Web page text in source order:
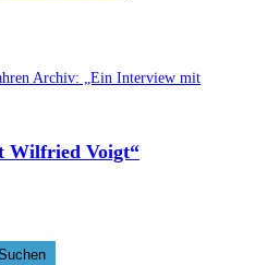
Wilfried Voigt“